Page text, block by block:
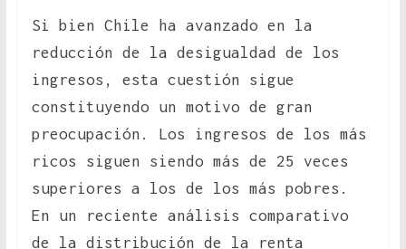
Si bien Chile ha avanzado en la
reducción de la desigualdad de los
ingresos, esta cuestión sigue
constituyendo un motivo de gran
preocupación. Los ingresos de los más
ricos siguen siendo más de 25 veces
superiores a los de los más pobres.
En un reciente análisis comparativo
de la distribución de la renta